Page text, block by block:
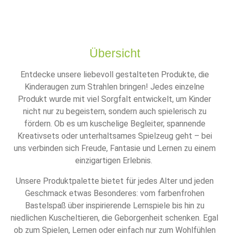
Übersicht
Entdecke unsere liebevoll gestalteten Produkte, die
Kinderaugen zum Strahlen bringen! Jedes einzelne
Produkt wurde mit viel Sorgfalt entwickelt, um Kinder
nicht nur zu begeistern, sondern auch spielerisch zu
fördern. Ob es um kuschelige Begleiter, spannende
Kreativsets oder unterhaltsames Spielzeug geht – bei
uns verbinden sich Freude, Fantasie und Lernen zu einem
einzigartigen Erlebnis.
Unsere Produktpalette bietet für jedes Alter und jeden
Geschmack etwas Besonderes: vom farbenfrohen
Bastelspaß über inspirierende Lernspiele bis hin zu
niedlichen Kuscheltieren, die Geborgenheit schenken. Egal
ob zum Spielen, Lernen oder einfach nur zum Wohlfühlen